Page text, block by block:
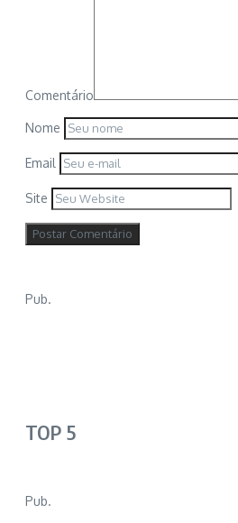
Comentário
Nome
Email
Site
Pub.
TOP 5
Pub.